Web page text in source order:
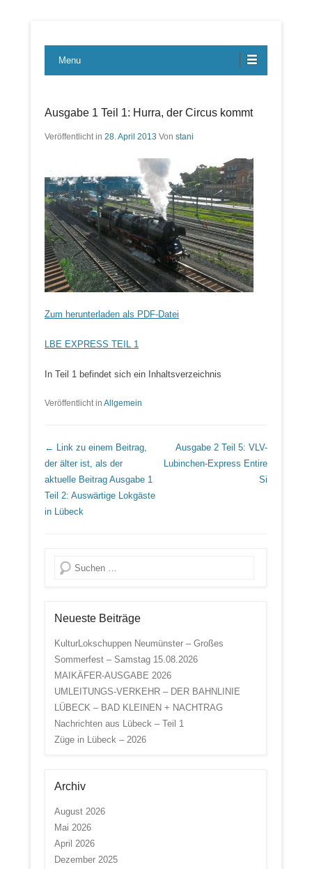
LBE-Express
Menu
Ausgabe 1 Teil 1: Hurra, der Circus kommt
Veröffentlicht in 28. April 2013 Von stani
Zum herunterladen als PDF-Datei
LBE EXPRESS TEIL 1
In Teil 1 befindet sich ein Inhaltsverzeichnis
Veröffentlicht in Allgemein
Beitrags Übersicht
← Link zu einem Beitrag,
der älter ist, als der
aktuelle Beitrag Ausgabe 1
Teil 2: Auswärtige Lokgäste
in Lübeck
Ausgabe 2 Teil 5: VLV-
Lubinchen-Express Entire
Si
Suche
Neueste Beiträge
KulturLokschuppen Neumünster – Großes
Sommerfest – Samstag 15.08.2026
MAIKÄFER-AUSGABE 2026
UMLEITUNGS-VERKEHR – DER BAHNLINIE
LÜBECK – BAD KLEINEN + NACHTRAG
Nachrichten aus Lübeck – Teil 1
Züge in Lübeck – 2026
Archiv
August 2026
Mai 2026
April 2026
Dezember 2025